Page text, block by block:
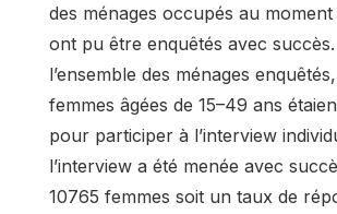
des ménages occupés au moment
ont pu être enquêtés avec
l’ensemble des ménages
femmes âgées de 15–49 ans
pour participer à l’interview
l’interview a été menée avec
10765 femmes soit un taux de